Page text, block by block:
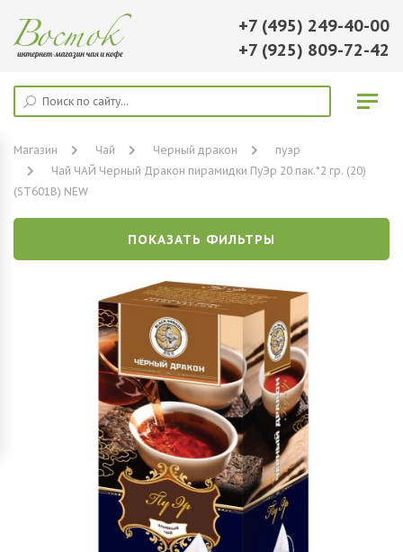
+7 (495) 249-40-00
+7 (925) 809-72-42
Магазин Чай Черный дракон
пуэр
Чай ЧАЙ Черный Дракон пирамидки ПуЭр 20 пак.*2 гр. (20)
(SТ601В) NEW
ПОКАЗАТЬ ФИЛЬТРЫ